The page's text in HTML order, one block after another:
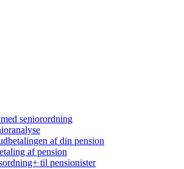
seniorordning
af din pension
af pension
til pensionister